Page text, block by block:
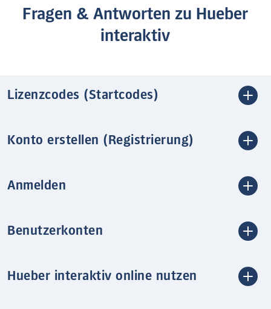
Fragen & Antworten zu Hueber
interaktiv
Lizenzcodes (Startcodes)
Konto erstellen (Registrierung)
Anmelden
Benutzerkonten
Hueber interaktiv online nutzen